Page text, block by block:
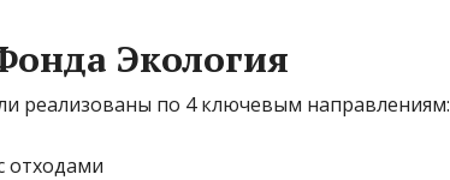
Экология
реализованы по 4 ключевым направлениям:
отходами